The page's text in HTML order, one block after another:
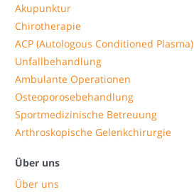
Akupunktur
Chirotherapie
ACP (Autologous Conditioned Plasma)
Unfallbehandlung
Ambulante Operationen
Osteoporosebehandlung
Sportmedizinische Betreuung
Arthroskopische Gelenkchirurgie
Über uns
Über uns